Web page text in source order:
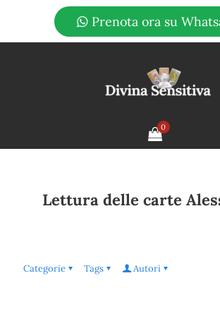
Prenota ora su
0
Lettura delle carte
Categorie Tags Autori